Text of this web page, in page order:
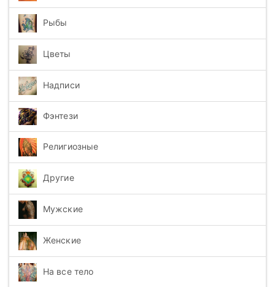
Рыбы
Цветы
Надписи
Фэнтези
Религиозные
Другие
Мужские
Женские
На все тело